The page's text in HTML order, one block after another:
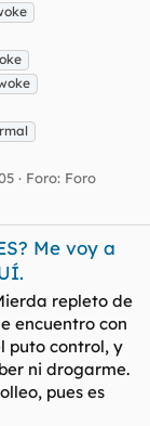
Foro: Foro
Me voy a
repleto de
encuentro con
puto control, y
ni drogarme.
pues es